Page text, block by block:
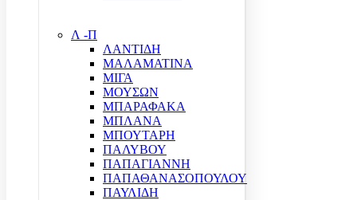
Λ -Π
ΛΑΝΤΙΔΗ
ΜΑΛΑΜΑΤΙΝΑ
ΜΙΓΑ
ΜΟΥΣΩΝ
ΜΠΑΡΑΦΑΚΑ
ΜΠΛΑΝΑ
ΜΠΟΥΤΑΡΗ
ΠΑΛΥΒΟΥ
ΠΑΠΑΓΙΑΝΝΗ
ΠΑΠΑΘΑΝΑΣΟΠΟΥΛΟΥ
ΠΑΥΛΙΔΗ